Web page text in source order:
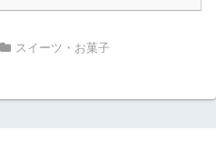
スイーツ・お菓子